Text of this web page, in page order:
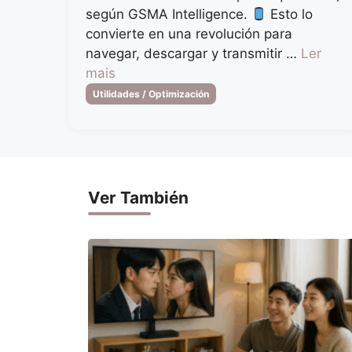
según GSMA Intelligence.
Esto lo
convierte en una revolución para
navegar, descargar y transmitir … Ler
mais
Categorias
Utilidades / Optimización
Ver También